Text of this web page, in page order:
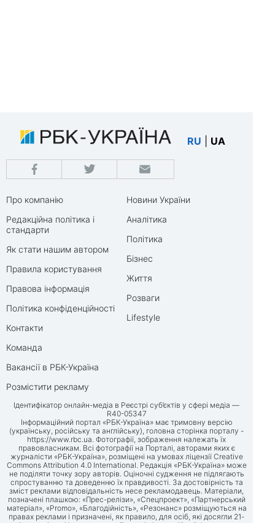
RU UA
Про компанію
Редакційна політика і
стандарти
Як стати нашим автором
Правила користування
Правова інформація
Політика конфіденційності
Контакти
Команда
Вакансії в РБК-Україна
Розмістити рекламу
Новини України
Аналітика
Політика
Бізнес
Життя
Розваги
Lifestyle
Ідентифікатор онлайн-медіа в Реєстрі суб’єктів у сфері медіа —
R40-05347
Інформаційний портал «РБК-Україна» має тримовну версію
(українську, російську та англійську), головна сторінка порталу -
https://www.rbc.ua. Фотографії, зображення належать їх
правовласникам. Всі фотографії на Порталі, авторами яких є
журналісти «РБК-Україна», розміщені на умовах ліцензії Creative
Commons Attribution 4.0 International. Редакція «РБК-Україна» може
не поділяти точку зору авторів. Оціночні судження не підлягають
спростуванню та доведенню їх правдивості. За достовірність та
зміст реклами відповідальність несе рекламодавець. Матеріали,
позначені плашкою: «Прес-релізи», «Спецпроект», «Партнерський
матеріал», «Promo», «Благодійність», «Резонанс» розміщуються на
правах реклами і призначені, як правило, для осіб, які досягли 21-